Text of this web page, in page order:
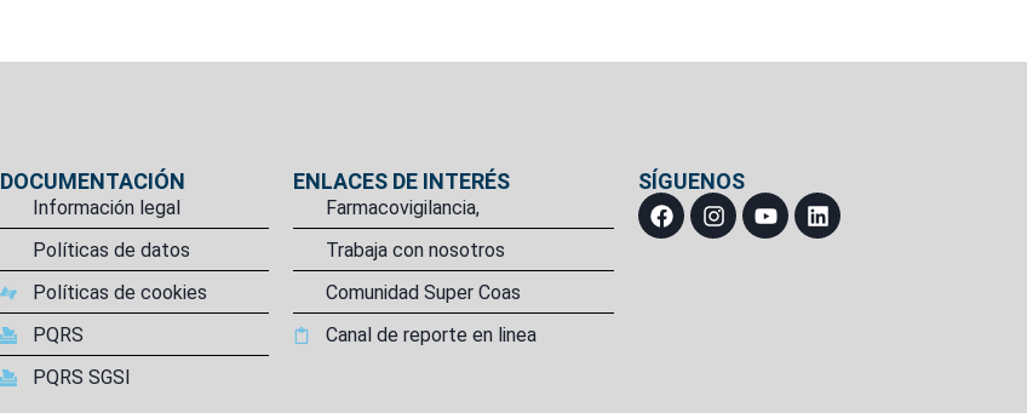
DOCUMENTACIÓN
Información legal
Políticas de datos
Políticas de cookies
PQRS
PQRS SGSI
ENLACES DE INTERÉS
Farmacovigilancia,
Trabaja con nosotros
Comunidad Super Coas
Canal de reporte en linea
SÍGUENOS